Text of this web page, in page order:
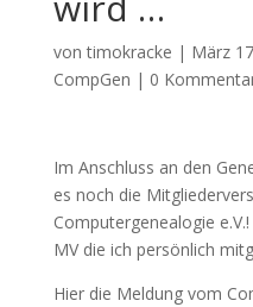
vontimokracke | März
CompGen | 0
Im Anschluss an den
es noch die
Computergenealogie
MV die ich persönlich
Hier die Meldung vom